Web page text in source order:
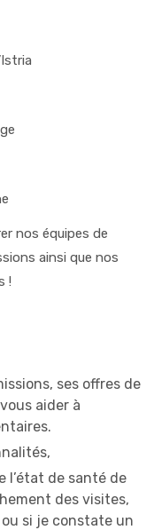
nos équipes de
ainsi que nos
!
ses offres de
aider à
l’état de santé de
des visites,
si je constate un